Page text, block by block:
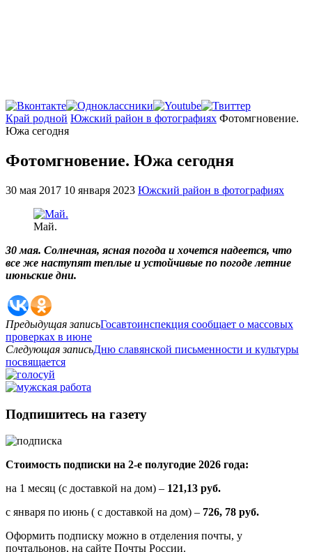
Главная
Край родной Южский район в фотографиях Фотомгновение.
Южа сегодня
Фотомгновение. Южа сегодня
30 мая 2017 10 января 2023 Южский район в фотографиях
Май.
30 мая. Солнечная, ясная погода и хочется надеется, что
все же наступят теплые и устойчивые по погоде летние
июньские дни.
Предыдущая записьГосавтоинспекция сообщает о массовых
проверках в июне
Следующая записьДню славянской письменности и культуры
посвящается
Подпишитесь на газету
Стоимость подписки на 2-е полугодие 2026 года:
на 1 месяц (с доставкой на дом) – 121,13 руб.
с января по июнь ( с доставкой на дом) – 726, 78 руб.
Оформить подписку можно в отделения почты, у
почтальонов, на сайте Почты России.